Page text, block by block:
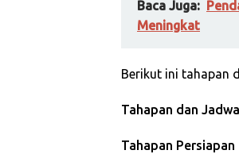
Baca Juga:
Meningkat
Berikut ini tahapan
Tahapan dan
Tahapan Persiapan